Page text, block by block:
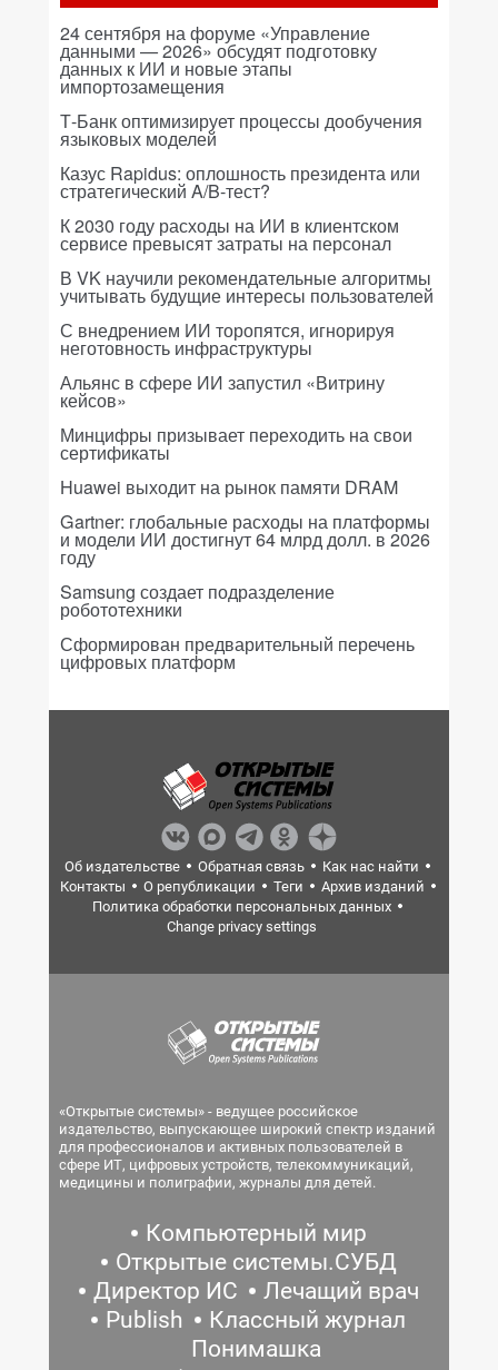
24 сентября на форуме «Управление
данными — 2026» обсудят подготовку
данных к ИИ и новые этапы
импортозамещения
Т-Банк оптимизирует процессы дообучения
языковых моделей
Казус Rapidus: оплошность президента или
стратегический A/B-тест?
К 2030 году расходы на ИИ в клиентском
сервисе превысят затраты на персонал
В VK научили рекомендательные алгоритмы
учитывать будущие интересы пользователей
С внедрением ИИ торопятся, игнорируя
неготовность инфраструктуры
Альянс в сфере ИИ запустил «Витрину
кейсов»
Минцифры призывает переходить на свои
сертификаты
Huawei выходит на рынок памяти DRAM
Gartner: глобальные расходы на платформы
и модели ИИ достигнут 64 млрд долл. в 2026
году
Samsung создает подразделение
робототехники
Сформирован предварительный перечень
цифровых платформ
Об издательстве Обратная связь
Как нас найти
Контакты
О републикации Теги
Архив изданий
Политика обработки персональных данных
Change privacy settings
«Открытые системы» - ведущее российское
издательство, выпускающее широкий спектр изданий
для профессионалов и активных пользователей в
сфере ИТ, цифровых устройств, телекоммуникаций,
медицины и полиграфии, журналы для детей.
Компьютерный мир
Открытые системы.СУБД
Директор ИС
Лечащий врач
Publish
Классный журнал
Понимашка